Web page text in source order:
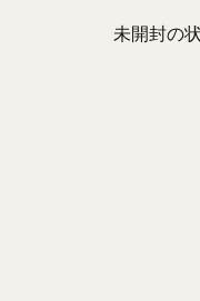
未開封の